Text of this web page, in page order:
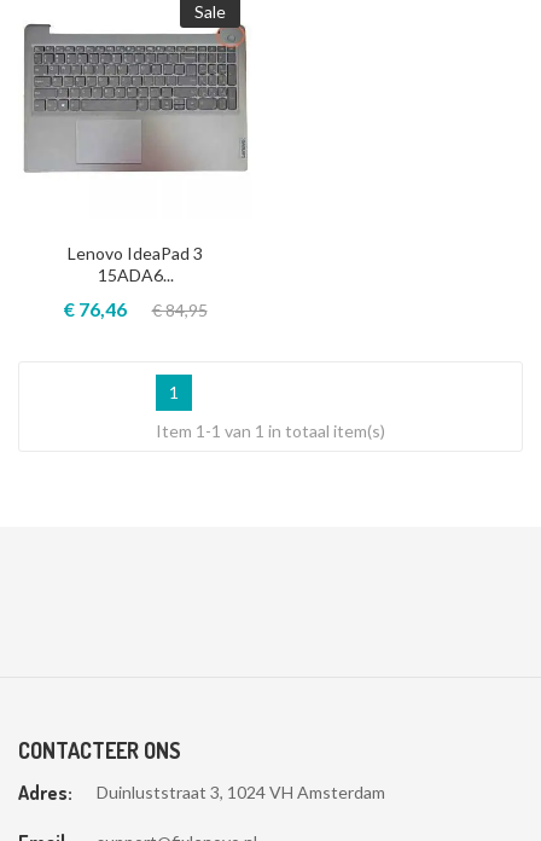
Sale
Lenovo IdeaPad 3
15ADA6...
€ 76,46 € 84,95
1
Item 1-1 van 1 in totaal item(s)
CONTACTEER ONS
Adres: Duinluststraat 3, 1024 VH Amsterdam